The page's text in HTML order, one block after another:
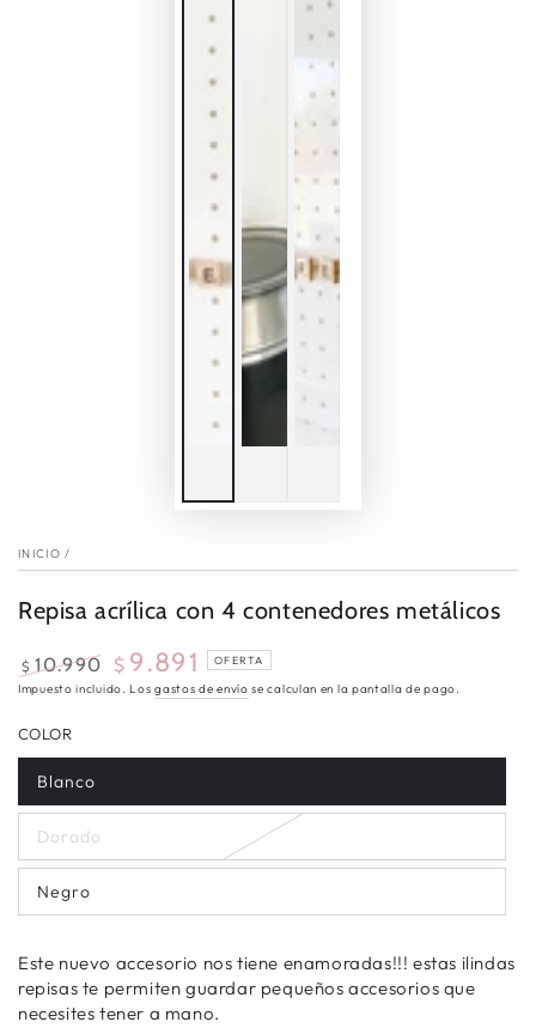
INICIO /
Repisa acrílica con 4 contenedores metálicos
Precio
$ 10.990
Precio
$ 9.891 OFERTA
Impuesto incluido. Losgastos de envío se calculan en la pantalla de pago.
COLOR
Blanco
Dorado
Negro
Este nuevo accesorio nos tiene enamoradas!!! estas ilindas
repisas te permiten guardar pequeños accesorios que
necesites tener a mano.